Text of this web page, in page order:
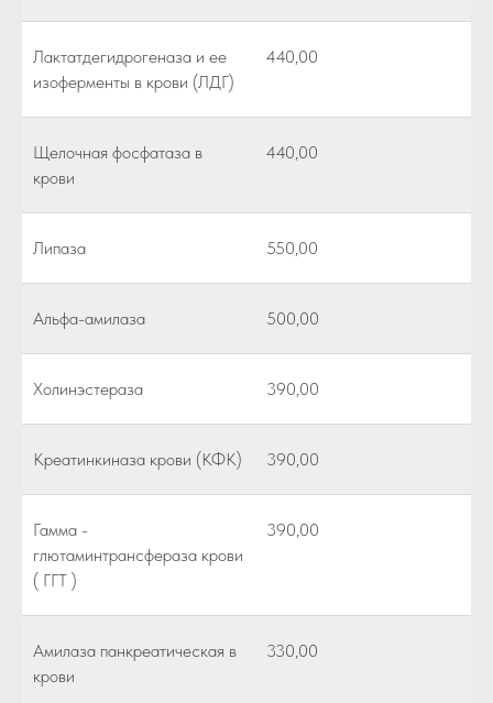
Лактатдегидрогеназа и ее
изоферменты в крови (ЛДГ)
440,00
Щелочная фосфатаза в
крови
440,00
Липаза 550,00
Альфа-амилаза 500,00
Холинэстераза 390,00
Креатинкиназа крови (КФК) 390,00
Гамма -
глютаминтрансфераза крови
( ГГТ )
390,00
Амилаза панкреатическая в
крови
330,00